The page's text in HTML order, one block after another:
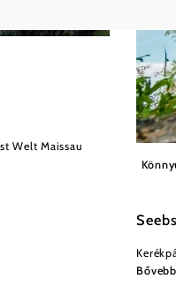
Welt Maissau